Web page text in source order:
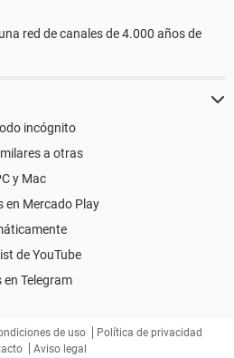
red de canales de 4.000 años de
incógnito
a otras
y Mac
en Mercado Play
de YouTube
Telegram
de uso
Política de privacidad
Aviso legal